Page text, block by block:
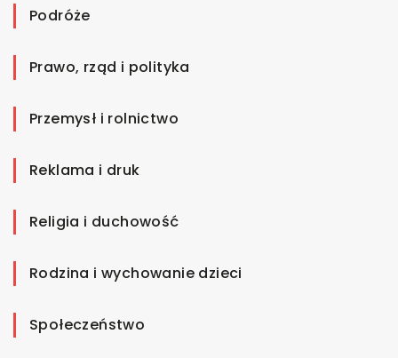
Podróże
Prawo, rząd i polityka
Przemysł i rolnictwo
Reklama i druk
Religia i duchowość
Rodzina i wychowanie dzieci
Społeczeństwo